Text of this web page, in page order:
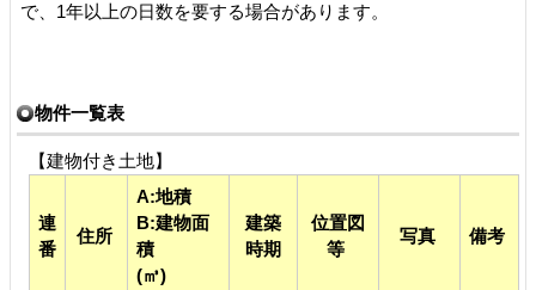
で、1年以上の日数を要する場合があります。
物件一覧表
【建物付き土地】
連
番
住所
A:地積
B:建物面
積
(㎥)
建築
時期
位置図
等
写真 備考